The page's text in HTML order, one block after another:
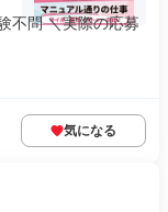
不問 ＼実際の応募
気になる